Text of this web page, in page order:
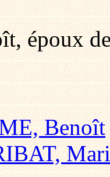
époux
Benoît